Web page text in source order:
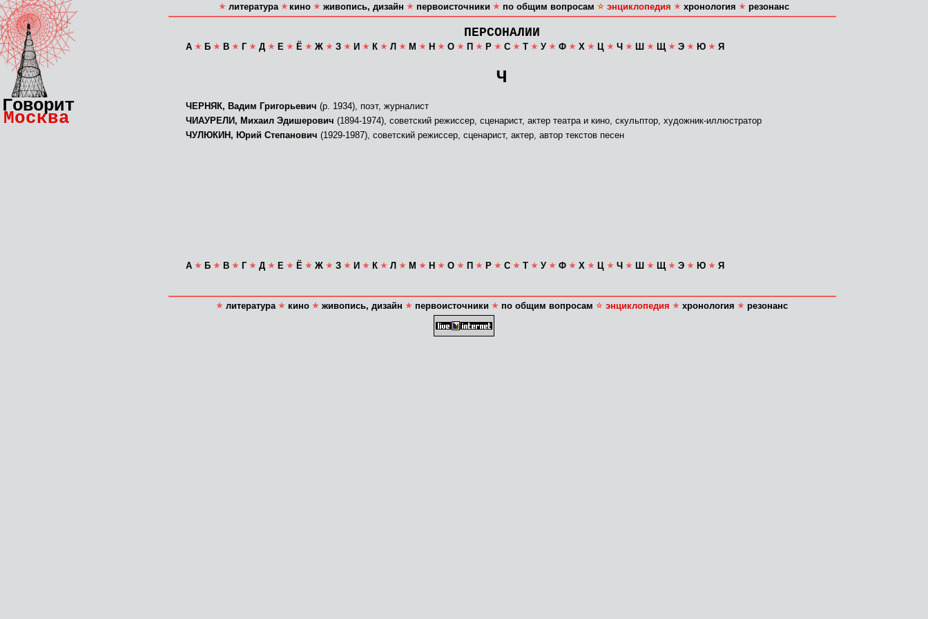
Говорит
Москва
литература кино живопись, дизайн первоисточники по общим вопросам энциклопедия хронология резонанс
ПЕРСОНАЛИИ
А Б В Г Д Е Ё Ж З И К Л М Н О П Р С Т У Ф Х Ц Ч Ш Щ Э Ю Я
Ч
ЧЕРНЯК, Вадим Григорьевич (р. 1934), поэт, журналист
ЧИАУРЕЛИ, Михаил Эдишерович (1894-1974), советский режиссер, сценарист, актер театра и кино, скульптор, художник-иллюстратор
ЧУЛЮКИН, Юрий Степанович (1929-1987), советский режиссер, сценарист, актер, автор текстов песен
А Б В Г Д Е Ё Ж З И К Л М Н О П Р С Т У Ф Х Ц Ч Ш Щ Э Ю Я
литература кино живопись, дизайн первоисточники по общим вопросам энциклопедия хронология резонанс